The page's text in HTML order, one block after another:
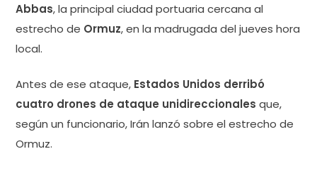
Abbas, la principal ciudad portuaria cercana al
estrecho de Ormuz, en la madrugada del jueves hora
local.
Antes de ese ataque, Estados Unidos derribó
cuatro drones de ataque unidireccionales que,
según un funcionario, Irán lanzó sobre el estrecho de
Ormuz.